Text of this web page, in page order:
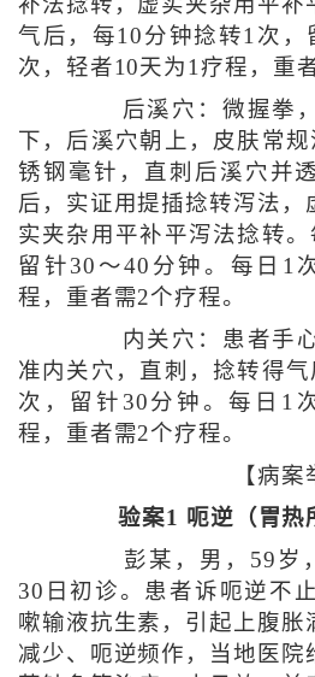
气后，每10分钟捻转1次，
次，轻者10天为1疗程，重
后溪穴：微握拳
下，后溪穴朝上，皮肤常
锈钢毫针，直刺后溪穴并
后，实证用提插捻转泻法，
实夹杂用平补平泻法捻转。
留针30～40分钟。每日1
程，重者需2个疗程。
内关穴：患者手
准内关穴，直刺，捻转得
次，留针30分钟。每日1
程，重者需2个疗程。
【病案
验案1 呃逆（胃热
彭某，男，59岁
30日初诊。患者诉呃逆不
嗽输液抗生素，引起上腹胀
减少、呃逆频作，当地医院